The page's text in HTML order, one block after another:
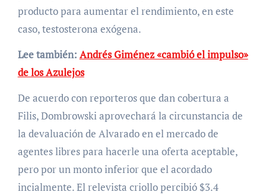
producto para aumentar el rendimiento, en este
caso, testosterona exógena.
Lee también: Andrés Giménez «cambió el impulso»
de los Azulejos
De acuerdo con reporteros que dan cobertura a
Filis, Dombrowski aprovechará la circunstancia de
la devaluación de Alvarado en el mercado de
agentes libres para hacerle una oferta aceptable,
pero por un monto inferior que el acordado
incialmente. El relevista criollo percibió $3.4